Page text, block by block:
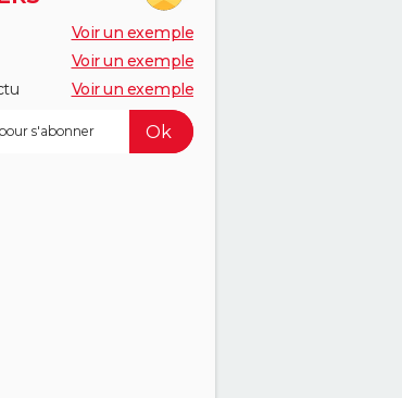
Voir un exemple
Voir un exemple
Voir un exemple